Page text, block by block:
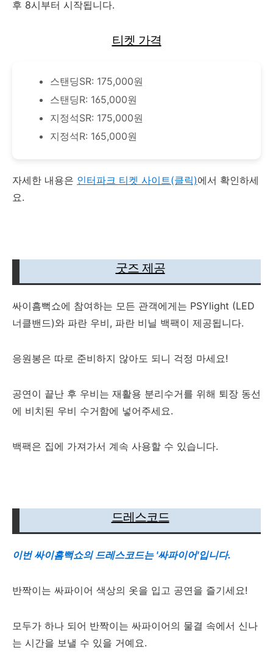
후 8시부터 시작됩니다.
티켓 가격
스탠딩SR: 175,000원
스탠딩R: 165,000원
지정석SR: 175,000원
지정석R: 165,000원
자세한 내용은 인터파크 티켓 사이트(클릭)에서 확인하세
요.
굿즈 제공
싸이흠뻑쇼에 참여하는 모든 관객에게는 PSYlight (LED
너클밴드)와 파란 우비, 파란 비닐 백팩이 제공됩니다.
응원봉은 따로 준비하지 않아도 되니 걱정 마세요!
공연이 끝난 후 우비는 재활용 분리수거를 위해 퇴장 동선
에 비치된 우비 수거함에 넣어주세요.
백팩은 집에 가져가서 계속 사용할 수 있습니다.
드레스코드
이번 싸이흠뻑쇼의 드레스코드는 '싸파이어'입니다.
반짝이는 싸파이어 색상의 옷을 입고 공연을 즐기세요!
모두가 하나 되어 반짝이는 싸파이어의 물결 속에서 신나
는 시간을 보낼 수 있을 거예요.